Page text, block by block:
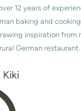
12 years of
baking and
inspiration from
German restaurant.